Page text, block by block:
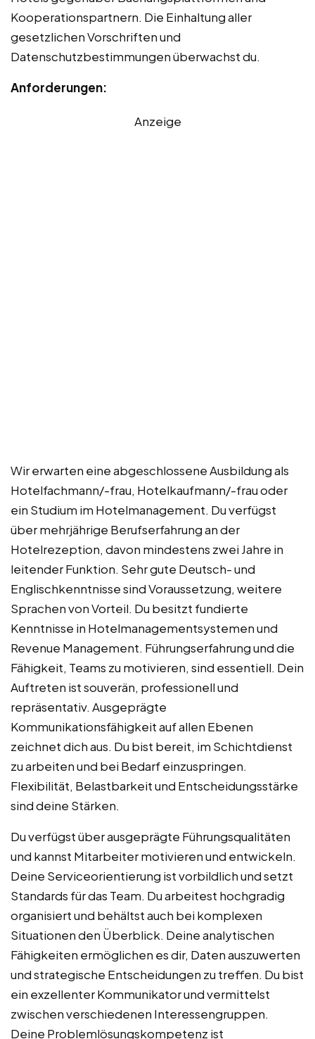
Kooperationspartnern. Die Einhaltung aller
gesetzlichen Vorschriften und
Datenschutzbestimmungen überwachst du.
Anforderungen:
Anzeige
Wir erwarten eine abgeschlossene Ausbildung als
Hotelfachmann/-frau, Hotelkaufmann/-frau oder
ein Studium im Hotelmanagement. Du verfügst
über mehrjährige Berufserfahrung an der
Hotelrezeption, davon mindestens zwei Jahre in
leitender Funktion. Sehr gute Deutsch- und
Englischkenntnisse sind Voraussetzung, weitere
Sprachen von Vorteil. Du besitzt fundierte
Kenntnisse in Hotelmanagementsystemen und
Revenue Management. Führungserfahrung und die
Fähigkeit, Teams zu motivieren, sind essentiell. Dein
Auftreten ist souverän, professionell und
repräsentativ. Ausgeprägte
Kommunikationsfähigkeit auf allen Ebenen
zeichnet dich aus. Du bist bereit, im Schichtdienst
zu arbeiten und bei Bedarf einzuspringen.
Flexibilität, Belastbarkeit und Entscheidungsstärke
sind deine Stärken.
Du verfügst über ausgeprägte Führungsqualitäten
und kannst Mitarbeiter motivieren und entwickeln.
Deine Serviceorientierung ist vorbildlich und setzt
Standards für das Team. Du arbeitest hochgradig
organisiert und behältst auch bei komplexen
Situationen den Überblick. Deine analytischen
Fähigkeiten ermöglichen es dir, Daten auszuwerten
und strategische Entscheidungen zu treffen. Du bist
ein exzellenter Kommunikator und vermittelst
zwischen verschiedenen Interessengruppen.
Deine Problemlösungskompetenz ist